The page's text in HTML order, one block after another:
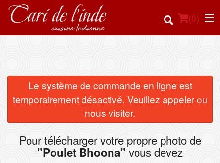
(0)
Commander en ligne
Emplacement
Connection
Le système de commande en ligne est
temporairement désactivé. Veuillez appeler ou
nous visiter.
×
Pour télécharger votre propre photo de
"Poulet Bhoona"vous devez